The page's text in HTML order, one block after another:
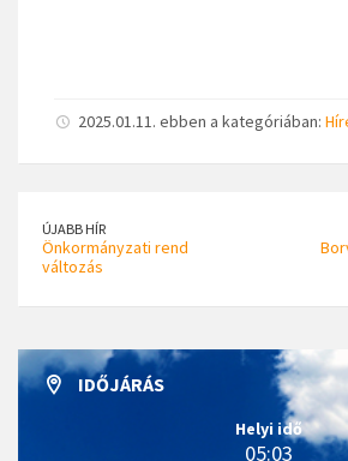
2025.01.11. ebben a kategóriában:
ÚJABB HÍR
Önkormányzati rend
változás
IDŐJÁRÁS
Helyi idő
05:03